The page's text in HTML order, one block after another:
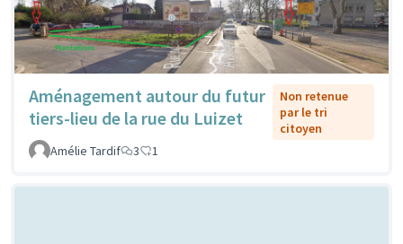
Aménagement autour du futur
tiers-lieu de la rue du Luizet
Non retenue
par le tri
citoyen
Amélie Tardif
3 1